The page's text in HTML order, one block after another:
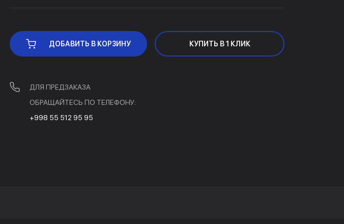
ДОБАВИТЬ В КОРЗИНУ КУПИТЬ В 1 КЛИК
ДЛЯ ПРЕДЗАКАЗА
ОБРАЩАЙТЕСЬ ПО ТЕЛЕФОНУ:
+998 55 512 95 95